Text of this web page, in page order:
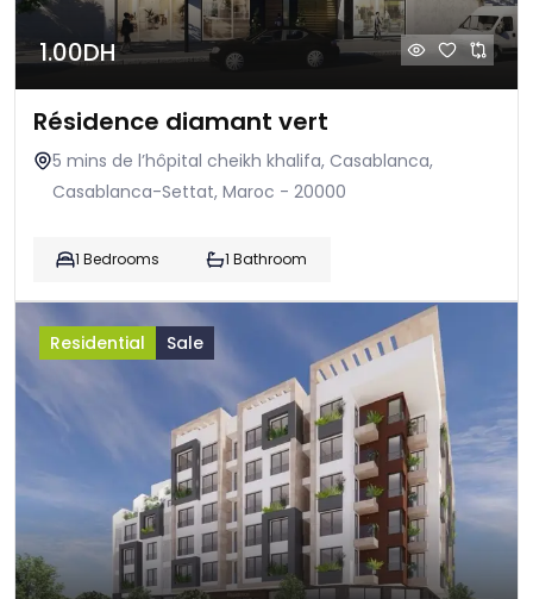
1.00DH
Résidence diamant vert
5 mins de l’hôpital cheikh khalifa, Casablanca,
Casablanca-Settat, Maroc - 20000
1 Bedrooms 1 Bathroom
Residential Sale